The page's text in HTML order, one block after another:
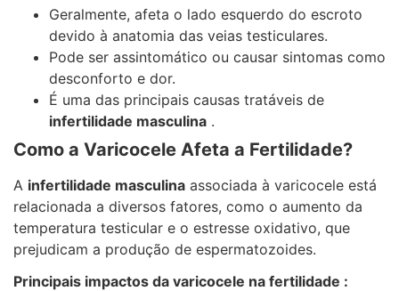
Geralmente, afeta o lado esquerdo do escroto
devido à anatomia das veias testiculares.
Pode ser assintomático ou causar sintomas como
desconforto e dor.
É uma das principais causas tratáveis ​​de
infertilidade masculina .
Como a Varicocele Afeta a Fertilidade?
A infertilidade masculina associada à varicocele está
relacionada a diversos fatores, como o aumento da
temperatura testicular e o estresse oxidativo, que
prejudicam a produção de espermatozoides.
Principais impactos da varicocele na fertilidade :